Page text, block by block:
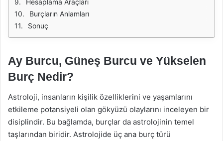
Hesaplama Araçları
Burçların Anlamları
Sonuç
Ay Burcu, Güneş Burcu ve Yükselen
Burç Nedir?
Astroloji, insanların kişilik özelliklerini ve yaşamlarını
etkileme potansiyeli olan gökyüzü olaylarını inceleyen bir
disiplindir. Bu bağlamda, burçlar da astrolojinin temel
taşlarından biridir. Astrolojide üç ana burç türü